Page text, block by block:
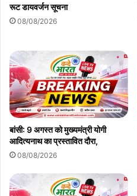
रूट डायवर्जन सूचना
08/08/2026
बांसी: 9 अगस्त को मुख्यमंत्री योगी
आदित्यनाथ का प्रस्तावित दौरा,
08/08/2026